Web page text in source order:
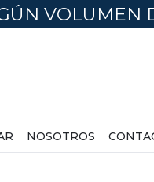
VOLUMEN
NOSOTROS